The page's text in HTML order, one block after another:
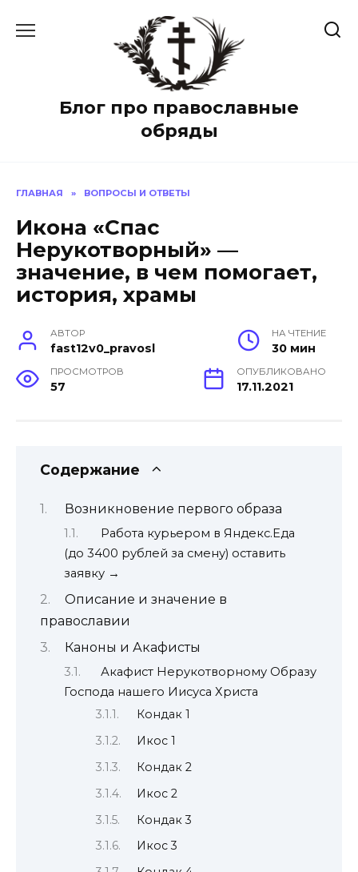
Блог про православные
обряды
ГЛАВНАЯ » ВОПРОСЫ И ОТВЕТЫ
Икона «Спас
Нерукотворный» —
значение, в чем помогает,
история, храмы
АВТОР
fast12v0_pravosl
НА ЧТЕНИЕ
30 мин
ПРОСМОТРОВ
57
ОПУБЛИКОВАНО
17.11.2021
Содержание
Возникновение первого образа
Работа курьером в Яндекс.Еда
(до 3400 рублей за смену) оставить
заявку →
Описание и значение в
православии
Каноны и Акафисты
Акафист Нерукотворному Образу
Господа нашего Иисуса Христа
Кондак 1
Икос 1
Кондак 2
Икос 2
Кондак 3
Икос 3